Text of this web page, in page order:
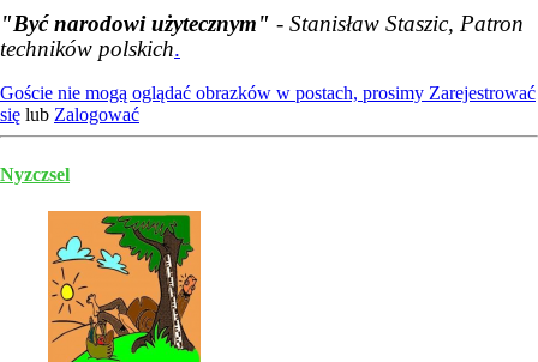
"Być narodowi użytecznym" - Stanisław Staszic, Patron
techników polskich.
Goście nie mogą oglądać obrazków w postach, prosimy Zarejestrować
się lub Zalogować
Nyzczsel